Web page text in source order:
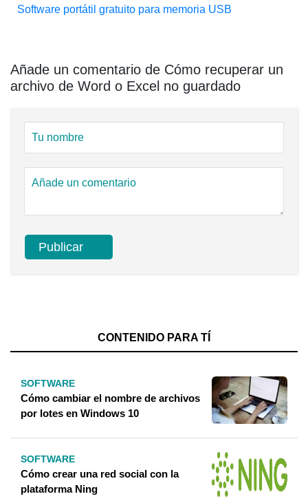
Software portátil gratuito para memoria USB
Añade un comentario de Cómo recuperar un
archivo de Word o Excel no guardado
CONTENIDO PARA TÍ
SOFTWARE
Cómo cambiar el nombre de archivos
por lotes en Windows 10
SOFTWARE
Cómo crear una red social con la
plataforma Ning